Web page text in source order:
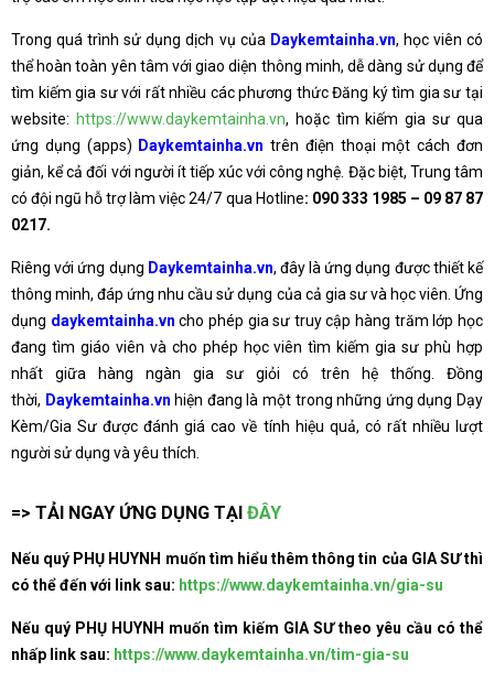
Trong quá trình sử dụng dịch vụ của Daykemtainha.vn, học viên có
thể hoàn toàn yên tâm với giao diện thông minh, dễ dàng sử dụng để
tìm kiếm gia sư với rất nhiều các phương thức Đăng ký tìm gia sư tại
website: https://www.daykemtainha.vn, hoặc tìm kiếm gia sư qua
ứng dụng (apps) Daykemtainha.vntrên điện thoại một cách đơn
giản, kể cả đối với người ít tiếp xúc với công nghệ. Đặc biệt, Trung tâm
có đội ngũ hỗ trợ làm việc 24/7 qua Hotline: 090 333 1985 – 09 87 87
0217.
Riêng với ứng dụng Daykemtainha.vn, đây là ứng dụng được thiết kế
thông minh, đáp ứng nhu cầu sử dụng của cả gia sư và học viên. Ứng
dụng daykemtainha.vn cho phép gia sư truy cập hàng trăm lớp học
đang tìm giáo viên và cho phép học viên tìm kiếm gia sư phù hợp
nhất giữa hàng ngàn gia sư giỏi có trên hệ thống. Đồng
thời, Daykemtainha.vn hiện đang là một trong những ứng dụng Dạy
Kèm/Gia Sư được đánh giá cao về tính hiệu quả, có rất nhiều lượt
người sử dụng và yêu thích.
=> TẢI NGAY ỨNG DỤNG TẠI ĐÂY
Nếu quý PHỤ HUYNH muốn tìm hiểu thêm thông tin của GIA SƯ thì
có thể đến với link sau: https://www.daykemtainha.vn/gia-su
Nếu quý PHỤ HUYNH muốn tìm kiếm GIA SƯ theo yêu cầu có thể
nhấp link sau: https://www.daykemtainha.vn/tim-gia-su